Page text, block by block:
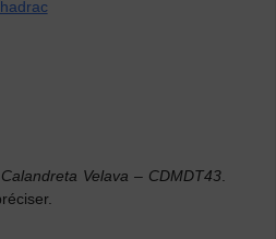
Velava – CDMDT43